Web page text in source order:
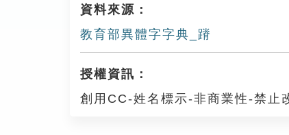
資料來源：
教育部異體字字典_蹐
授權資訊：
創用CC-姓名標示-非商業性-禁止